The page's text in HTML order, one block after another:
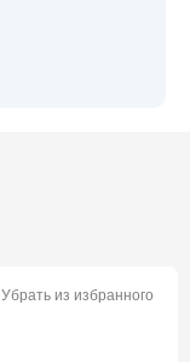
Убрать из избранного